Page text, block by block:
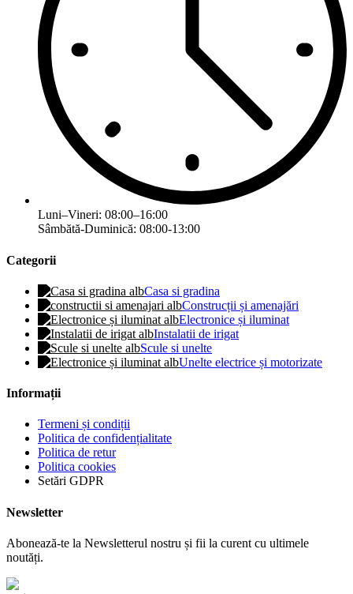
Luni–Vineri: 08:00–16:00
Sâmbătă-Duminică: 08:00-13:00
Categorii
Casa si gradina
Construcții și amenajări
Electronice și iluminat
Instalatii de irigat
Scule si unelte
Unelte electrice și motorizate
Informații
Termeni și condiții
Politica de confidențialitate
Politica de retur
Politica cookies
Setări GDPR
Newsletter
Abonează-te la Newsletterul nostru și fii la curent cu ultimele
noutăți.